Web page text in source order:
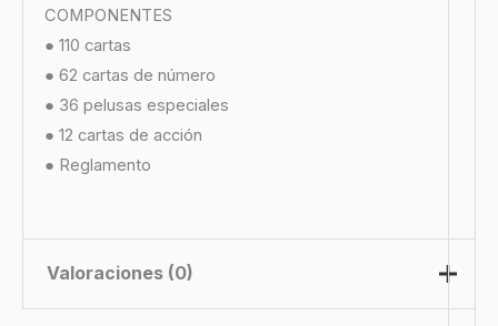
COMPONENTES
● 110 cartas
● 62 cartas de número
● 36 pelusas especiales
● 12 cartas de acción
● Reglamento
Valoraciones (0)